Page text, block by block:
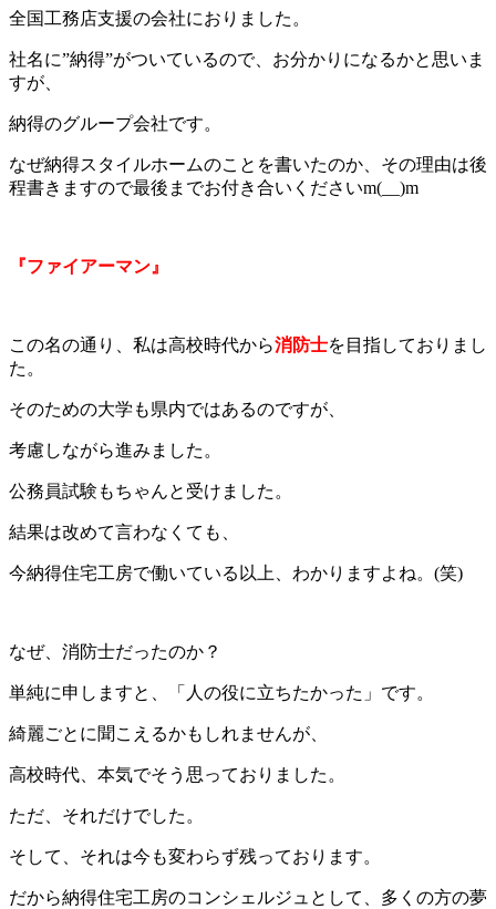
全国工務店支援の会社におりました。
社名に”納得”がついているので、お分かりになるかと思いま
すが、
納得のグループ会社です。
なぜ納得スタイルホームのことを書いたのか、その理由は後
程書きますので最後までお付き合いくださいm(__)m
『ファイアーマン』
この名の通り、私は高校時代から消防士を目指しておりまし
た。
そのための大学も県内ではあるのですが、
考慮しながら進みました。
公務員試験もちゃんと受けました。
結果は改めて言わなくても、
今納得住宅工房で働いている以上、わかりますよね。(笑)
なぜ、消防士だったのか？
単純に申しますと、「人の役に立ちたかった」です。
綺麗ごとに聞こえるかもしれませんが、
高校時代、本気でそう思っておりました。
ただ、それだけでした。
そして、それは今も変わらず残っております。
だから納得住宅工房のコンシェルジュとして、多くの方の夢